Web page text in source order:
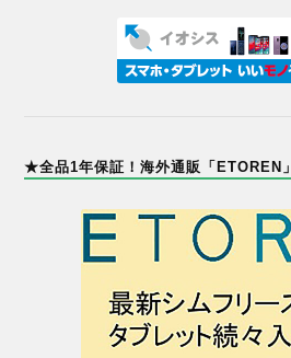
★全品1年保証！海外通販「ETOREN」